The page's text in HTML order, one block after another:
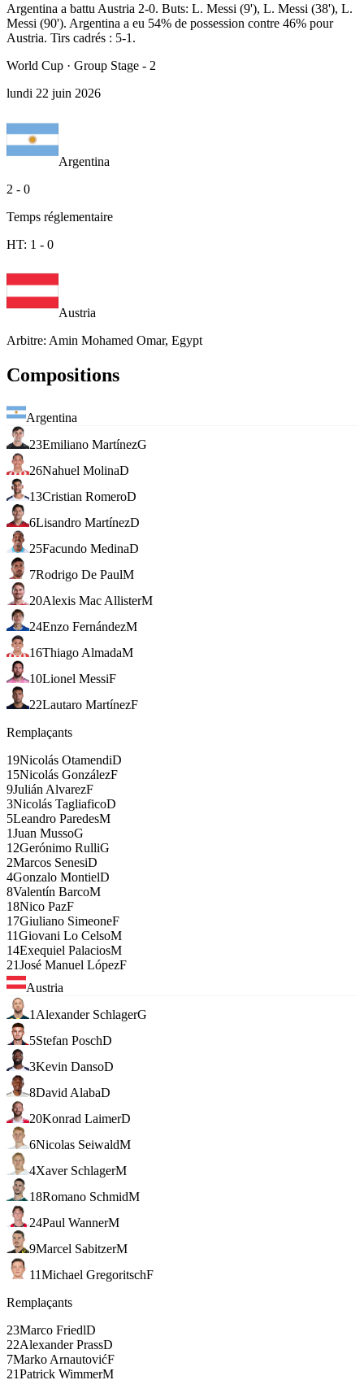
Argentina a battu Austria 2-0. Buts: L. Messi (9'), L. Messi (38'), L.
Messi (90'). Argentina a eu 54% de possession contre 46% pour
Austria. Tirs cadrés : 5-1.
World Cup · Group Stage - 2
lundi 22 juin 2026
Argentina
2 - 0
Temps réglementaire
HT: 1 - 0
Austria
Arbitre: Amin Mohamed Omar, Egypt
Compositions
Argentina
23Emiliano MartínezG
26Nahuel MolinaD
13Cristian RomeroD
6Lisandro MartínezD
25Facundo MedinaD
7Rodrigo De PaulM
20Alexis Mac AllisterM
24Enzo FernándezM
16Thiago AlmadaM
10Lionel MessiF
22Lautaro MartínezF
Remplaçants
19Nicolás OtamendiD
15Nicolás GonzálezF
9Julián AlvarezF
3Nicolás TagliaficoD
5Leandro ParedesM
1Juan MussoG
12Gerónimo RulliG
2Marcos SenesiD
4Gonzalo MontielD
8Valentín BarcoM
18Nico PazF
17Giuliano SimeoneF
11Giovani Lo CelsoM
14Exequiel PalaciosM
21José Manuel LópezF
Austria
1 Alexander SchlagerG
5Stefan PoschD
3Kevin DansoD
8David AlabaD
20Konrad LaimerD
6Nicolas SeiwaldM
4Xaver SchlagerM
18Romano SchmidM
24Paul WannerM
9Marcel SabitzerM
11Michael GregoritschF
Remplaçants
23Marco FriedlD
22Alexander PrassD
7Marko ArnautovićF
21Patrick WimmerM